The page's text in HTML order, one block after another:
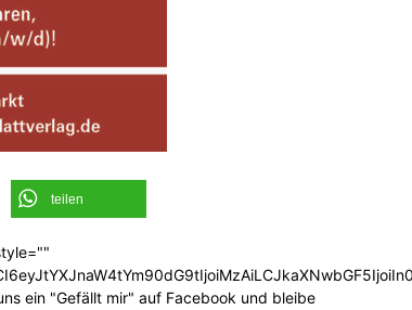
teilen
ein "Gefällt mir" auf Facebook und bleibe